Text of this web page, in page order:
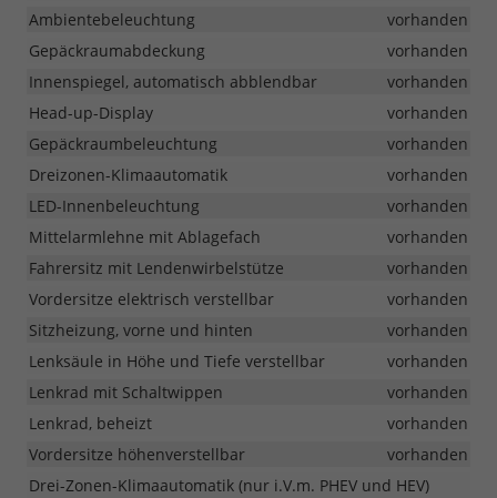
Ambientebeleuchtung
vorhanden
Gepäckraumabdeckung
vorhanden
Innenspiegel, automatisch abblendbar
vorhanden
Head-up-Display
vorhanden
Gepäckraumbeleuchtung
vorhanden
Dreizonen-Klimaautomatik
vorhanden
LED-Innenbeleuchtung
vorhanden
Mittelarmlehne mit Ablagefach
vorhanden
Fahrersitz mit Lendenwirbelstütze
vorhanden
Vordersitze elektrisch verstellbar
vorhanden
Sitzheizung, vorne und hinten
vorhanden
Lenksäule in Höhe und Tiefe verstellbar
vorhanden
Lenkrad mit Schaltwippen
vorhanden
Lenkrad, beheizt
vorhanden
Vordersitze höhenverstellbar
vorhanden
Drei-Zonen-Klimaautomatik (nur i.V.m. PHEV und HEV)